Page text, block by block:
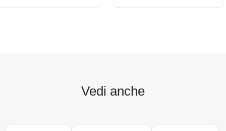
Vedi anche